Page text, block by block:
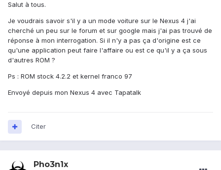
Salut à tous.
Je voudrais savoir s'il y a un mode voiture sur le Nexus 4 j'ai
cherché un peu sur le forum et sur google mais j'ai pas trouvé de
réponse à mon interrogation. Si il n'y a pas ça d'origine est ce
qu'une application peut faire l'affaire ou est ce qu'il y a ça sous
d'autres ROM ?
Ps : ROM stock 4.2.2 et kernel franco 97
Envoyé depuis mon Nexus 4 avec Tapatalk
Citer
Pho3n1x